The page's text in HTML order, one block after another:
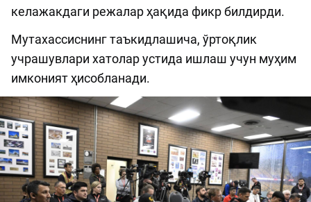
келажакдаги режалар ҳақида фикр билдирди.
Мутахассиснинг таъкидлашича, ўртоқлик
учрашувлари хатолар устида ишлаш учун муҳим
имконият ҳисобланади.